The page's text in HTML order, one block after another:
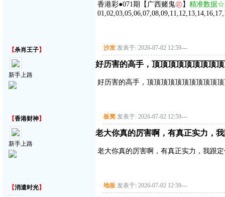
香港彩●071期【广西赌鬼㊣】 精准数据
【杀肖王子】
新手上路
沙发 发表于: 2026-07-02 12:59---
好历害的高手，顶顶顶顶顶顶顶顶
好历害的高手，顶顶顶顶顶顶顶顶顶顶
【香港财神】
新手上路
板凳 发表于: 2026-07-02 12:59---
老大你真的厉害啊，有真正实力，
老大你真的厉害啊，有真正实力，我跟
【消遣时光】 地板 发表于: 2026-07-02 12:59---